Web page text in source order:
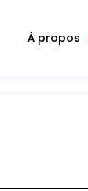
À propos